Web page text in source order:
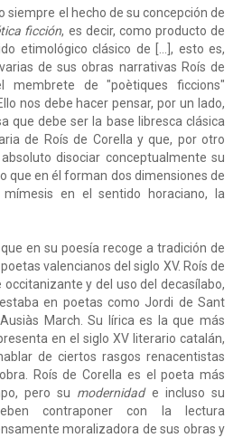
siempre el hecho de su concepción de
ficción, es decir, como producto de
etimológico clásico de [...], esto es,
de sus obras narrativas Roís de
membrete de "poètiques ficcions"
nos debe hacer pensar, por un lado,
que debe ser la base libresca clásica
de Roís de Corella y que, por otro
disociar conceptualmente su
que en él forman dos dimensiones de
en el sentido horaciano, la
en su poesía recoge a tradición de
valencianos del siglo XV. Roís de
y del uso del decasílabo,
en poetas como Jordi de Sant
March. Su lírica es la que más
en el siglo XV literario catalán,
de ciertos rasgos renacentistas
Roís de Corella es el poeta más
pero su modernidade incluso su
contraponer con la lectura
moralizadora de sus obras y